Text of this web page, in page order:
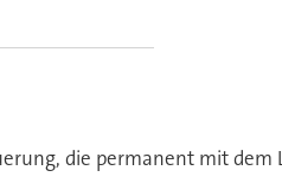
die permanent mit dem